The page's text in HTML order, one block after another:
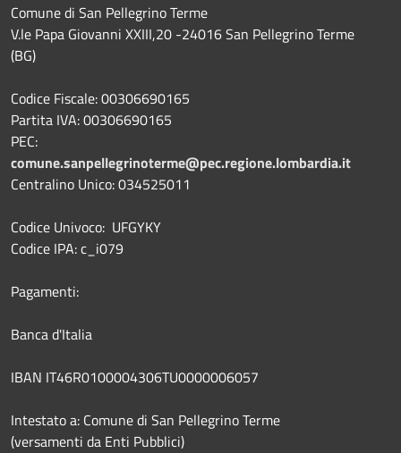
Comune di San Pellegrino Terme
V.le Papa Giovanni XXIII,20 -24016 San Pellegrino Terme
(BG)
Codice Fiscale: 00306690165
Partita IVA: 00306690165
PEC:
comune.sanpellegrinoterme@pec.regione.lombardia.it
Centralino Unico: 034525011
Codice Univoco: UFGYKY
Codice IPA: c_i079
Pagamenti:
Banca d'Italia
IBAN IT46R0100004306TU0000006057
Intestato a: Comune di San Pellegrino Terme
(versamenti da Enti Pubblici)